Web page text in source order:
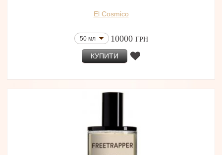
El Cosmico
50 мл 10000 ГРН
КУПИТИ